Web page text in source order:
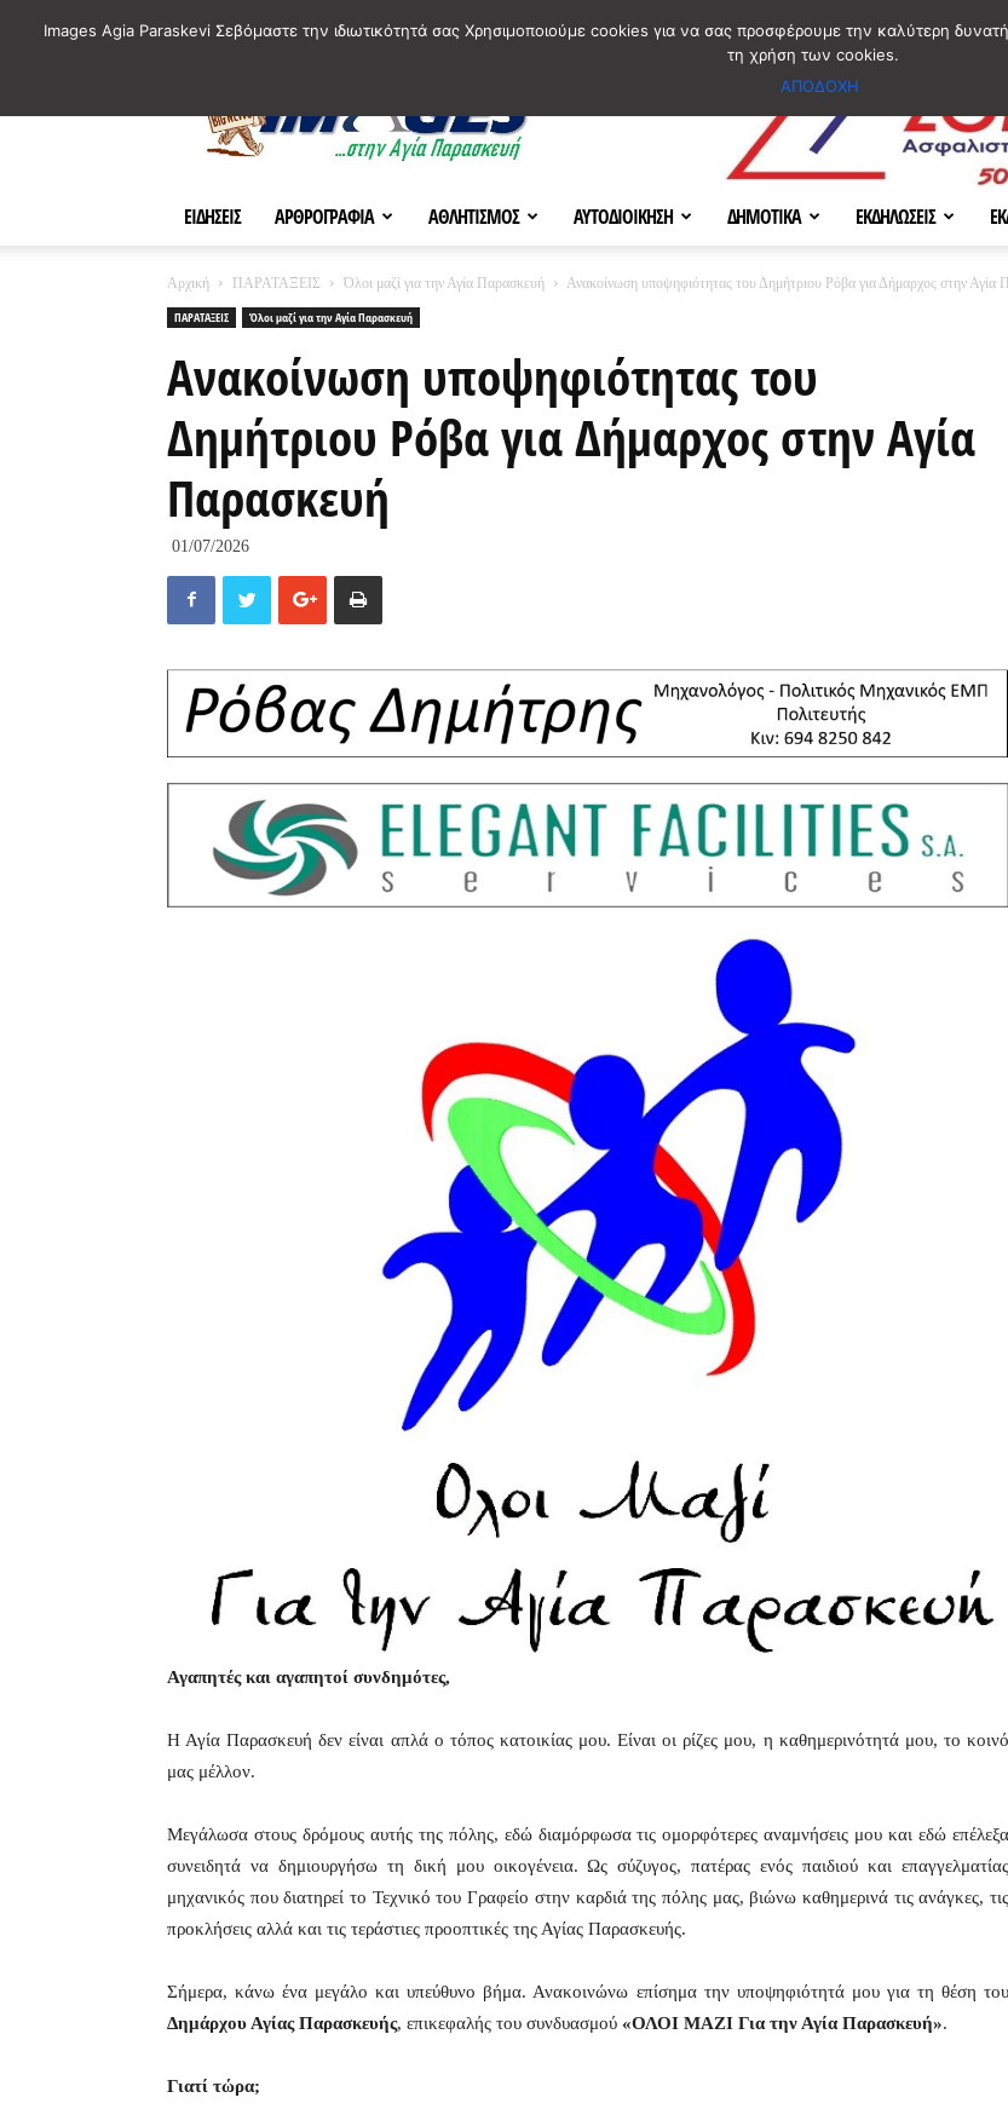
ΕΙΔΗΣΕΙΣ ΑΡΘΡΟΓΡΑΦΙΑ ΑΘΛΗΤΙΣΜΟΣ ΑΥΤΟΔΙΟΙΚΗΣΗ ΔΗΜΟΤΙΚΑ ΕΚΔΗΛΩΣΕΙΣ
Αρχική ΠΑΡΑΤΑΞΕΙΣ Όλοι μαζί για την Αγία Παρασκευή
Ανακοίνωση υποψηφιότητας του Δημήτριου Ρόβα για Δήμαρχος στην Αγία
ΠΑΡΑΤΑΞΕΙΣ
Όλοι μαζί για την Αγία Παρασκευή
Ανακοίνωση υποψηφιότητας του
Δημήτριου Ρόβα για Δήμαρχος στην Αγία
Παρασκευή
01/07/2026
Αγαπητές και αγαπητοί συνδημότες,
Η Αγία Παρασκευή δεν είναι απλά ο τόπος κατοικίας μου. Είναι οι ρίζες μου, η καθημερινότητά μου, το κοινό
μας μέλλον.
Μεγάλωσα στους δρόμους αυτής της πόλης, εδώ διαμόρφωσα τις ομορφότερες αναμνήσεις μου και εδώ επέλεξα
συνειδητά να δημιουργήσω τη δική μου οικογένεια. Ως σύζυγος, πατέρας ενός παιδιού και επαγγελματίας
μηχανικός που διατηρεί το Τεχνικό του Γραφείο στην καρδιά της πόλης μας, βιώνω καθημερινά τις ανάγκες, τις
προκλήσεις αλλά και τις τεράστιες προοπτικές της Αγίας Παρασκευής.
Σήμερα, κάνω ένα μεγάλο και υπεύθυνο βήμα. Ανακοινώνω επίσημα την υποψηφιότητά μου για τη θέση του
Δημάρχου Αγίας Παρασκευής, επικεφαλής του συνδυασμού «ΟΛΟΙ ΜΑΖΙ Για την Αγία Παρασκευή».
Γιατί τώρα;
Images Agia Paraskevi Σεβόμαστε την ιδιωτικότητά σας Χρησιμοποιούμε cookies για να σας προσφέρουμε την καλύτερη
τη χρήση των cookies.
ΑΠΟΔΟΧΗ